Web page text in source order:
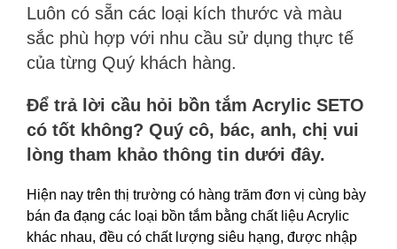
Luôn có sẵn các loại kích thước và màu
sắc phù hợp với nhu cầu sử dụng thực tế
của từng Quý khách hàng.
Để trả lời cầu hỏi bồn tắm Acrylic SETO
có tốt không? Quý cô, bác, anh, chị vui
lòng tham khảo thông tin dưới đây.
Hiện nay trên thị trường có hàng trăm đơn vị cùng bày
bán đa đạng các loại bồn tắm bằng chất liệu Acrylic
khác nhau, đều có chất lượng siêu hạng, được nhập